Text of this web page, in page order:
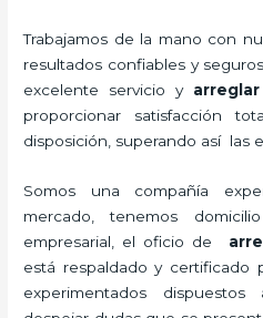
Trabajamos de la mano con
resultados confiables y
excelente servicio y
proporcionar satisfacción
disposición, superando así las
Somos una compañía
mercado, tenemos
empresarial, el oficio de
está respaldado y certificado
experimentados